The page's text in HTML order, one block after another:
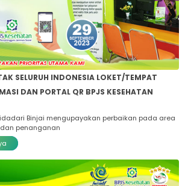
SELURUH INDONESIA LOKET/TEMPAT
DAN PORTAL QR BPJS KESEHATAN
Binjai mengupayakan perbaikan pada area
penanganan